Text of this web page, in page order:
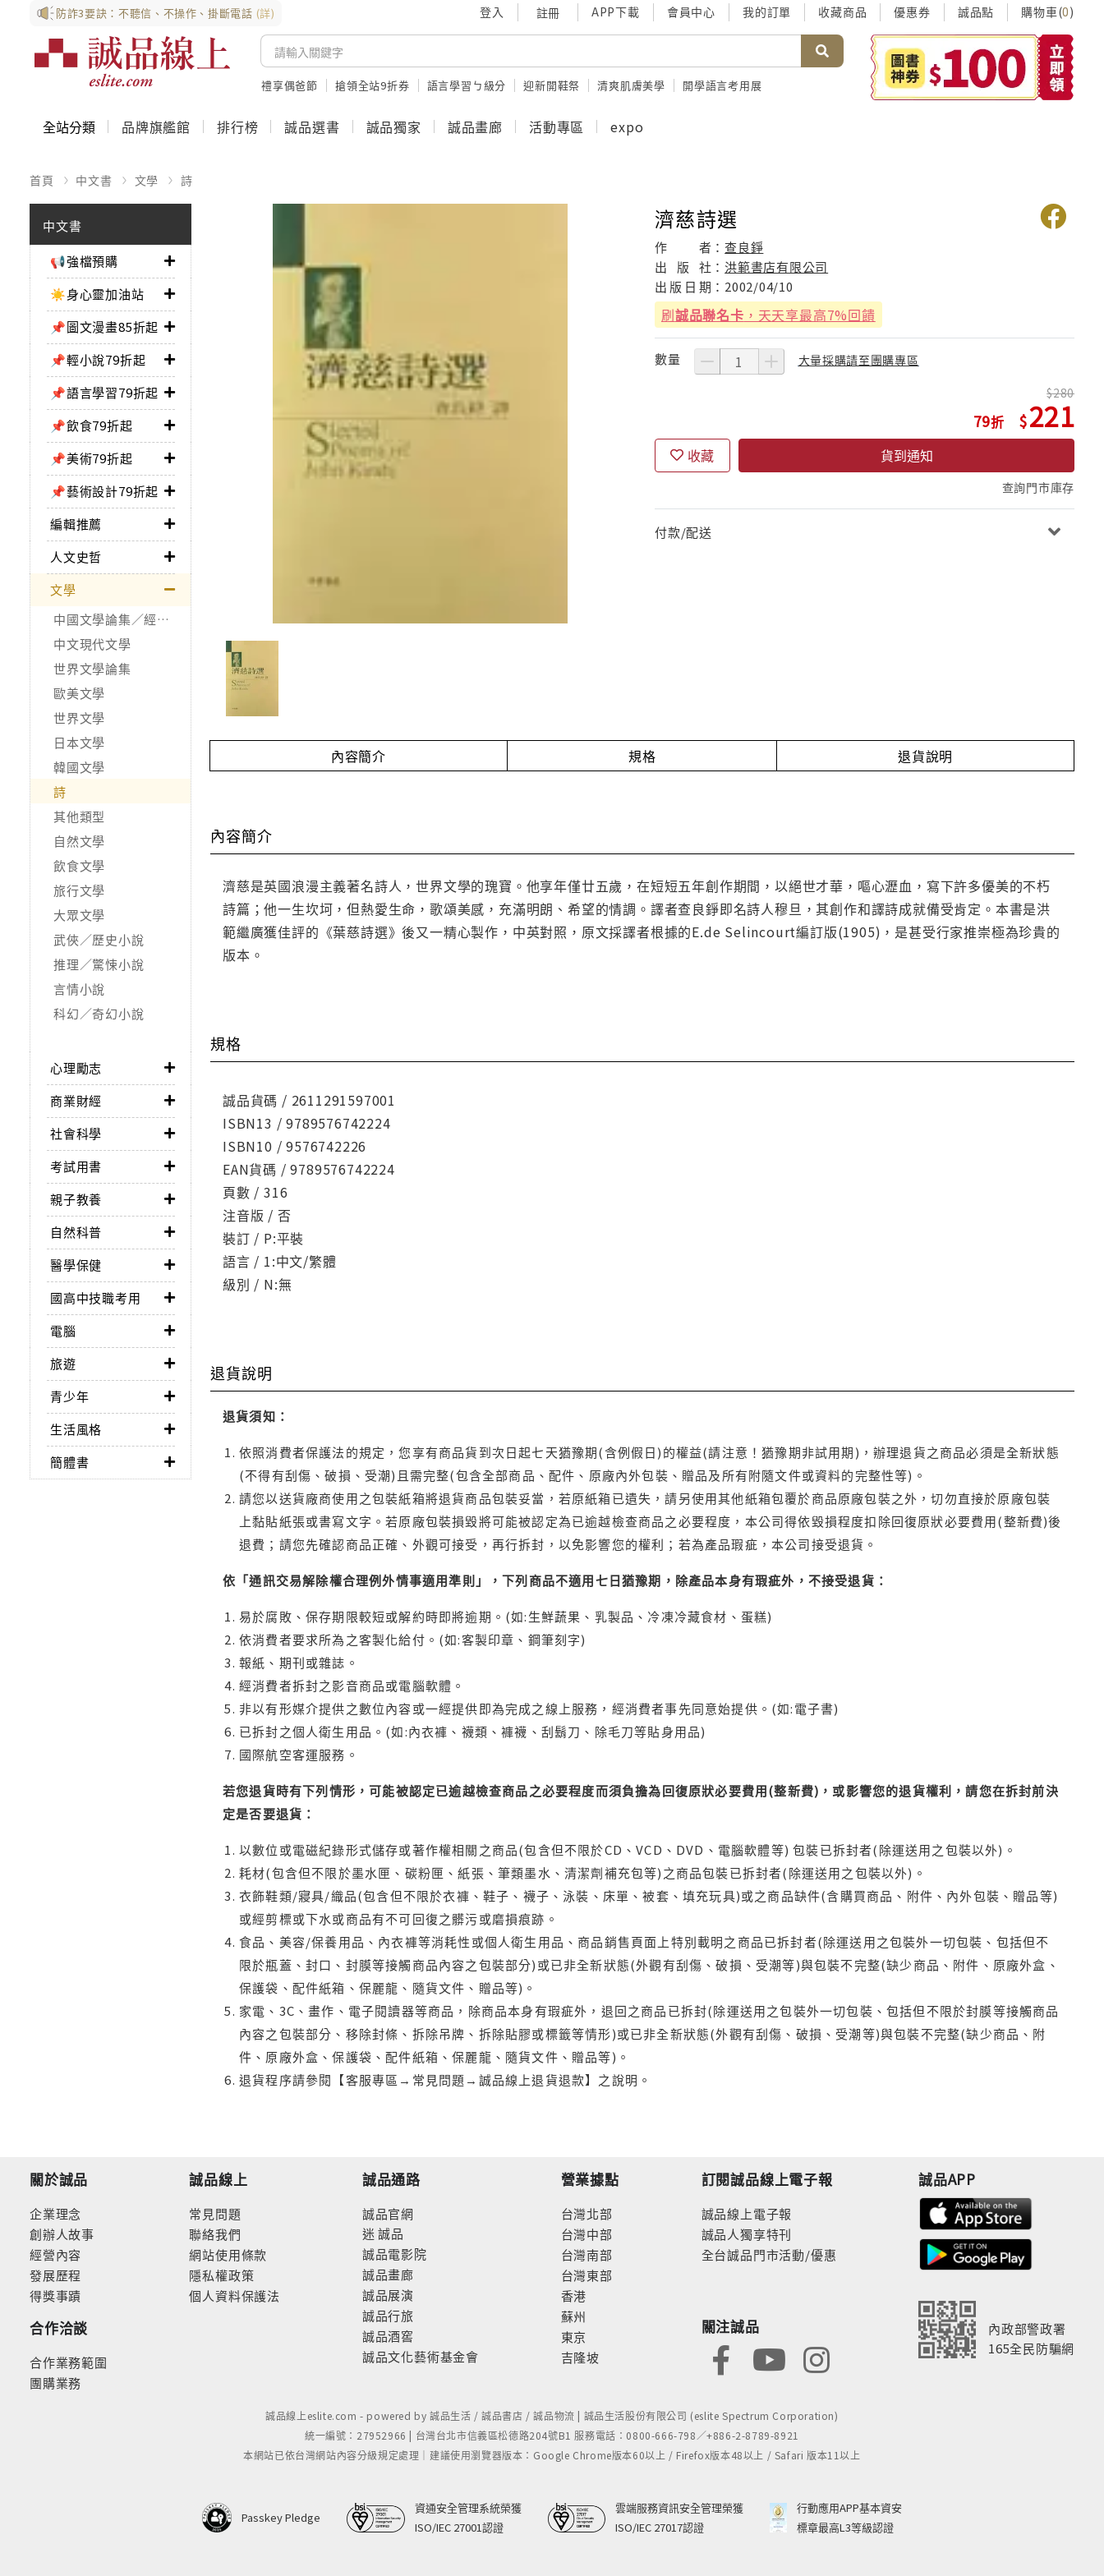
防詐3要訣：不聽信、不操作、掛斷電話 (詳) 登入 註冊 APP下載 會員中心 我的訂單 收藏商品 優惠券 誠品點 購物車(0)
禮享偶爸節 搶領全站9折券 語言學習ㄅ級分 迎新開鞋祭 清爽肌膚美學 開學語言考用展
全站分類 品牌旗艦館 排行榜 誠品選書 誠品獨家 誠品畫廊 活動專區 expo
首頁 中文書 文學 詩
中文書
📢強檔預購
☀️身心靈加油站
📌圖文漫畫85折起
📌輕小說79折起
📌語言學習79折起
📌飲食79折起
📌美術79折起
📌藝術設計79折起
編輯推薦
人文史哲
文學
中國文學論集／經典作品
中文現代文學
世界文學論集
歐美文學
世界文學
日本文學
韓國文學
詩
其他類型
自然文學
飲食文學
旅行文學
大眾文學
武俠／歷史小說
推理／驚悚小說
言情小說
科幻／奇幻小說
心理勵志
商業財經
社會科學
考試用書
親子教養
自然科普
醫學保健
國高中技職考用
電腦
旅遊
青少年
生活風格
簡體書
濟慈詩選
作 者：查良錚
出
版 社： 洪範書店有限公司
出 版 日 期： 2002/04/10
刷誠品聯名卡 ，天天享最高7%回饋
數量 大量採購請至團購專區
79
280
221
收藏 貨到通知
查詢門市庫存
付款/配送
內容簡介 規格 退貨說明
內容簡介
濟慈是英國浪漫主義著名詩人，世界文學的瑰寶。他享年僅廿五歲，在短短五年創作期間，以絕世才華，嘔心瀝血，寫下許多優美的不朽
詩篇；他一生坎坷，但熱愛生命，歌頌美感，充滿明朗、希望的情調。譯者查良錚即名詩人穆旦，其創作和譯詩成就備受肯定。本書是洪
範繼廣獲佳評的《葉慈詩選》後又一精心製作，中英對照，原文採譯者根據的E.de Selincourt編訂版(1905)，是甚受行家推崇極為珍貴的
版本。
規格
誠品貨碼 / 2611291597001
ISBN13 / 9789576742224
ISBN10 / 9576742226
EAN貨碼 / 9789576742224
頁數 / 316
注音版 / 否
裝訂 / P:平裝
語言 / 1:中文/繁體
級別 / N:無
退貨說明
退貨須知：
依照消費者保護法的規定，您享有商品貨到次日起七天猶豫期(含例假日)的權益(請注意！猶豫期非試用期)，辦理退貨之商品必須是全新狀態
(不得有刮傷、破損、受潮)且需完整(包含全部商品、配件、原廠內外包裝、贈品及所有附隨文件或資料的完整性等)。
請您以送貨廠商使用之包裝紙箱將退貨商品包裝妥當，若原紙箱已遺失，請另使用其他紙箱包覆於商品原廠包裝之外，切勿直接於原廠包裝
上黏貼紙張或書寫文字。若原廠包裝損毀將可能被認定為已逾越檢查商品之必要程度，本公司得依毀損程度扣除回復原狀必要費用(整新費)後
退費；請您先確認商品正確、外觀可接受，再行拆封，以免影響您的權利；若為產品瑕疵，本公司接受退貨。
依「通訊交易解除權合理例外情事適用準則」，下列商品不適用七日猶豫期，除產品本身有瑕疵外，不接受退貨：
易於腐敗、保存期限較短或解約時即將逾期。(如:生鮮蔬果、乳製品、冷凍冷藏食材、蛋糕)
依消費者要求所為之客製化給付。(如:客製印章、鋼筆刻字)
報紙、期刊或雜誌。
經消費者拆封之影音商品或電腦軟體。
非以有形媒介提供之數位內容或一經提供即為完成之線上服務，經消費者事先同意始提供。(如:電子書)
已拆封之個人衛生用品。(如:內衣褲、襪類、褲襪、刮鬍刀、除毛刀等貼身用品)
國際航空客運服務。
若您退貨時有下列情形，可能被認定已逾越檢查商品之必要程度而須負擔為回復原狀必要費用(整新費)，或影響您的退貨權利，請您在拆封前決
定是否要退貨：
以數位或電磁紀錄形式儲存或著作權相關之商品(包含但不限於CD、VCD、DVD、電腦軟體等) 包裝已拆封者(除運送用之包裝以外)。
耗材(包含但不限於墨水匣、碳粉匣、紙張、筆類墨水、清潔劑補充包等)之商品包裝已拆封者(除運送用之包裝以外)。
衣飾鞋類/寢具/織品(包含但不限於衣褲、鞋子、襪子、泳裝、床單、被套、填充玩具)或之商品缺件(含購買商品、附件、內外包裝、贈品等)
或經剪標或下水或商品有不可回復之髒污或磨損痕跡。
食品、美容/保養用品、內衣褲等消耗性或個人衛生用品、商品銷售頁面上特別載明之商品已拆封者(除運送用之包裝外一切包裝、包括但不
限於瓶蓋、封口、封膜等接觸商品內容之包裝部分)或已非全新狀態(外觀有刮傷、破損、受潮等)與包裝不完整(缺少商品、附件、原廠外盒、
保護袋、配件紙箱、保麗龍、隨貨文件、贈品等)。
家電、3C、畫作、電子閱讀器等商品，除商品本身有瑕疵外，退回之商品已拆封(除運送用之包裝外一切包裝、包括但不限於封膜等接觸商品
內容之包裝部分、移除封條、拆除吊牌、拆除貼膠或標籤等情形)或已非全新狀態(外觀有刮傷、破損、受潮等)與包裝不完整(缺少商品、附
件、原廠外盒、保護袋、配件紙箱、保麗龍、隨貨文件、贈品等)。
退貨程序請參閱【客服專區→常見問題→誠品線上退貨退款】之說明。
關於誠品
企業理念
創辦人故事
經營內容
發展歷程
得獎事蹟
合作洽談
合作業務範圍
團購業務
誠品線上
常見問題
聯絡我們
網站使用條款
隱私權政策
個人資料保護法
誠品通路
誠品官網
迷 誠品
誠品電影院
誠品畫廊
誠品展演
誠品行旅
誠品酒窖
誠品文化藝術基金會
營業據點
台灣北部
台灣中部
台灣南部
台灣東部
香港
蘇州
東京
吉隆坡
訂閱誠品線上電子報
誠品線上電子報
誠品人獨享特刊
全台誠品門市活動/優惠
關注誠品
誠品APP
內政部警政署
165全民防騙網
誠品線上eslite.com - powered by 誠品生活 / 誠品書店 / 誠品物流 | 誠品生活股份有限公司 (eslite Spectrum Corporation)
統一編號：27952966 | 台灣台北市信義區松德路204號B1 服務電話：0800-666-798／+886-2-8789-8921
本網站已依台灣網站內容分級規定處理｜建議使用瀏覽器版本：Google Chrome版本60以上 / Firefox版本48以上 / Safari 版本11以上
Passkey Pledge
資通安全管理系統榮獲
ISO/IEC 27001認證
雲端服務資訊安全管理榮獲
ISO/IEC 27017認證
行動應用APP基本資安
標章最高L3等級認證